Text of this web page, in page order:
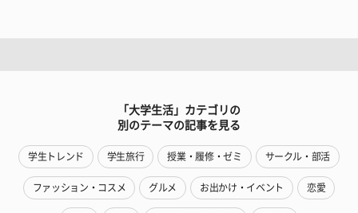
「大学生活」カテゴリの
別のテーマの記事を見る
学生トレンド 学生旅行 授業・履修・ゼミ サークル・部活
ファッション・コスメ グルメ お出かけ・イベント 恋愛